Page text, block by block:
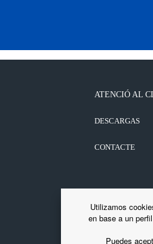
ATENCIÓ AL
DESCARGAS
CONTACTE
Utilizamos
en base a un
Puedes